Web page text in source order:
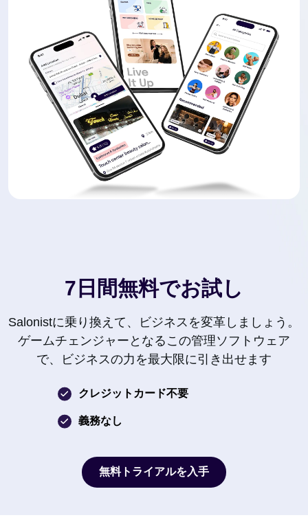
7日間無料でお試し
Salonistに乗り換えて、ビジネスを変革しましょう。
ゲームチェンジャーとなるこの管理ソフトウェア
で、ビジネスの力を最大限に引き出せます
クレジットカード不要
義務なし
無料トライアルを入手